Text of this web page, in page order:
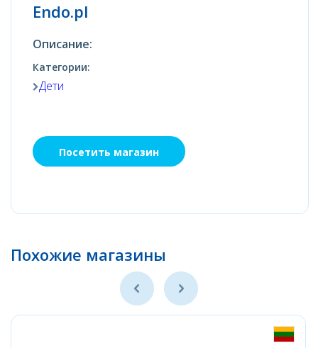
Endo.pl
Описание:
Категории:
Дети
Посетить магазин
Похожие магазины